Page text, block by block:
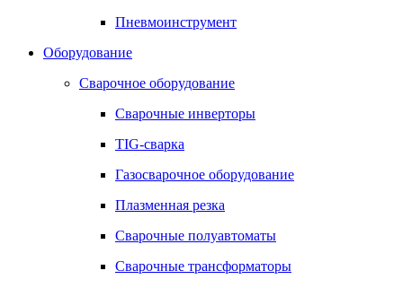
Пневмоинструмент
Оборудование
Сварочное оборудование
Сварочные инверторы
TIG-сварка
Газосварочное оборудование
Плазменная резка
Сварочные полуавтоматы
Сварочные трансформаторы